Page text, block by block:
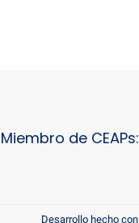
Miembro de CEAPs:
Desarrollo hecho con